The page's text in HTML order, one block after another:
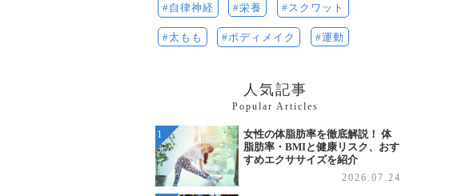
自律神経 栄養 スクワット
太もも ボディメイク 運動
人気記事
Popular Articles
女性の体脂肪率を徹底解説！ 体
脂肪率・BMIと健康リスク、おす
すめエクササイズを紹介
2026.07.24